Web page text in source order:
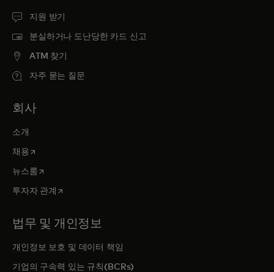
지원 받기
분실하거나 도난당한 카드 신고
ATM 찾기
자주 묻는 질문
회사
소개
채용새 탭에서 열림
뉴스룸새 탭에서 열림
투자자 관계 새 탭에서 열림
법무 및 개인정보
개인정보 보호 및 데이터 책임
기업의 구속력 있는 규칙(BCRs)